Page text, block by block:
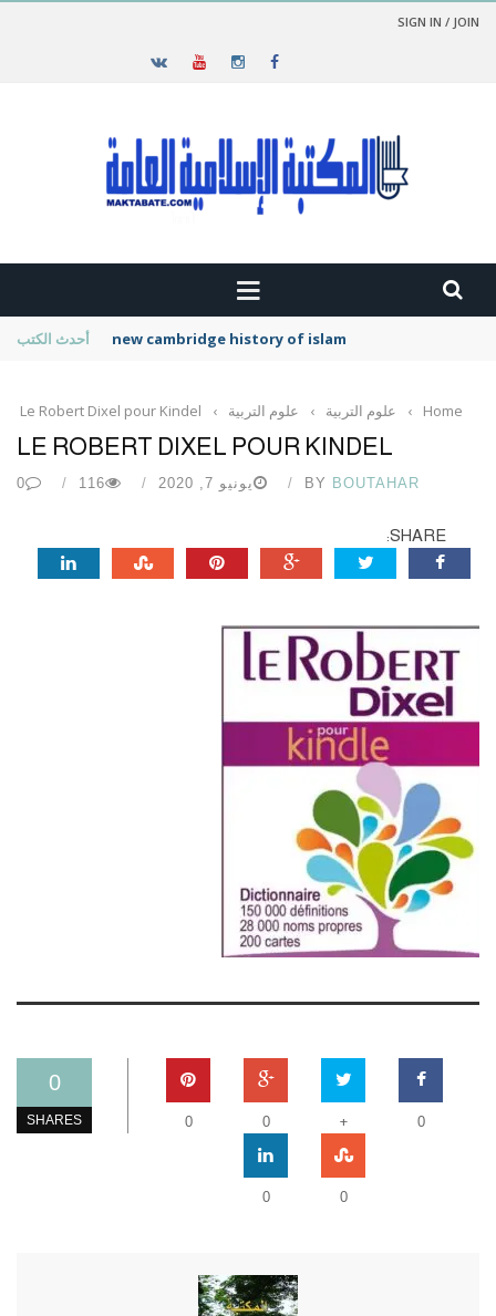
SIGN IN / JOIN
أحدث الكتب new cambridge history of islam
Home
› علوم التربية › علوم التربية ›
Le Robert Dixel pour Kindel
LE ROBERT DIXEL POUR KINDEL
BY BOUTAHAR يونيو 7, 2020 116
0
SHARE:
0
SHARES 0
+
0
0
0
0